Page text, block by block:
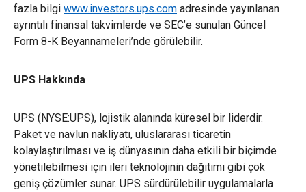
fazla bilgi www.investors.ups.com adresinde yayınlanan
ayrıntılı finansal takvimlerde ve SEC’e sunulan Güncel
Form 8-K Beyannameleri’nde görülebilir.
UPS Hakkında
UPS (NYSE:UPS), lojistik alanında küresel bir liderdir.
Paket ve navlun nakliyatı, uluslararası ticaretin
kolaylaştırılması ve iş dünyasının daha etkili bir biçimde
yönetilebilmesi için ileri teknolojinin dağıtımı gibi çok
geniş çözümler sunar. UPS sürdürülebilir uygulamalarla